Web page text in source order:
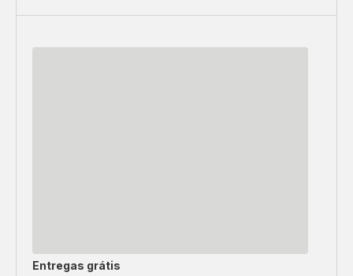
Entregas grátis